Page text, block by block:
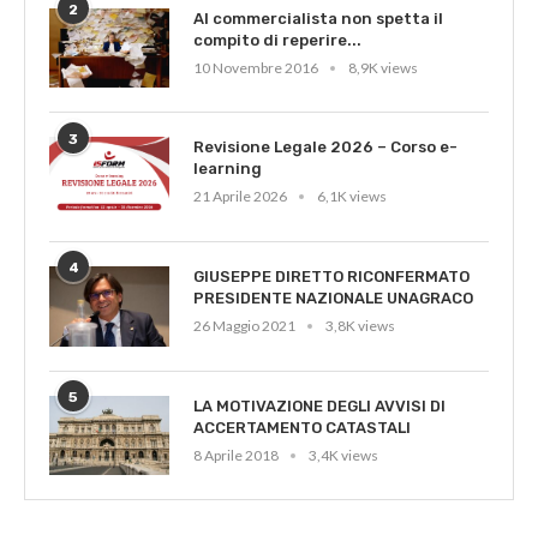
2
Al commercialista non spetta il
compito di reperire...
10 Novembre 2016
8,9K views
3
Revisione Legale 2026 – Corso e-
learning
21 Aprile 2026
6,1K views
4
GIUSEPPE DIRETTO RICONFERMATO
PRESIDENTE NAZIONALE UNAGRACO
26 Maggio 2021
3,8K views
5
LA MOTIVAZIONE DEGLI AVVISI DI
ACCERTAMENTO CATASTALI
8 Aprile 2018
3,4K views